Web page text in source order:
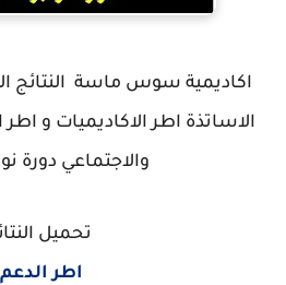
اكاديمية سوس ماسة النتائج
الاساتذة اطر الاكاديميات و اطر
والاجتماعي دورة نونبر
تحميل
اطر الدعم